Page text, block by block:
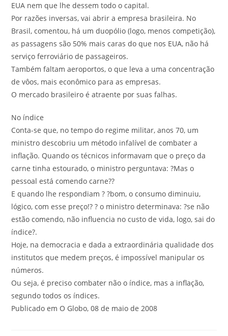
EUA nem que lhe dessem todo o capital.
Por razões inversas, vai abrir a empresa brasileira. No
Brasil, comentou, há um duopólio (logo, menos competição),
as passagens são 50% mais caras do que nos EUA, não há
serviço ferroviário de passageiros.
Também faltam aeroportos, o que leva a uma concentração
de vôos, mais econômico para as empresas.
O mercado brasileiro é atraente por suas falhas.
No índice
Conta-se que, no tempo do regime militar, anos 70, um
ministro descobriu um método infalível de combater a
inflação. Quando os técnicos informavam que o preço da
carne tinha estourado, o ministro perguntava: ?Mas o
pessoal está comendo carne??
E quando lhe respondiam ? ?bom, o consumo diminuiu,
lógico, com esse preço!? ? o ministro determinava: ?se não
estão comendo, não influencia no custo de vida, logo, sai do
índice?.
Hoje, na democracia e dada a extraordinária qualidade dos
institutos que medem preços, é impossível manipular os
números.
Ou seja, é preciso combater não o índice, mas a inflação,
segundo todos os índices.
Publicado em O Globo, 08 de maio de 2008